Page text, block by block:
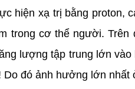
hiện xạ trị bằng proton,
trong cơ thể người.
lượng tập trung lớn
Do đó ảnh hưởng lớn